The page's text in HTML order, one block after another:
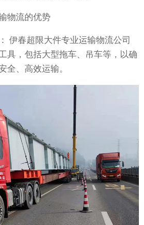
物流的优势
伊春超限大件专业运输物流公司
具，包括大型拖车、吊车等，以确
全、高效运输。